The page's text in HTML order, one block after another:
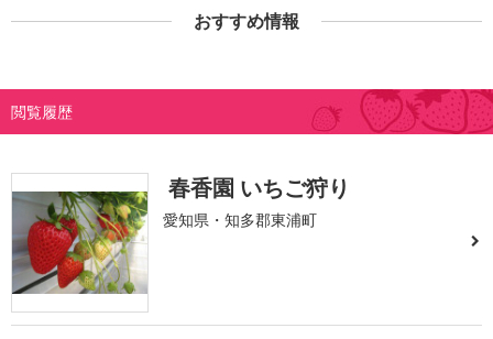
おすすめ情報
閲覧履歴
春香園 いちご狩り
愛知県・知多郡東浦町